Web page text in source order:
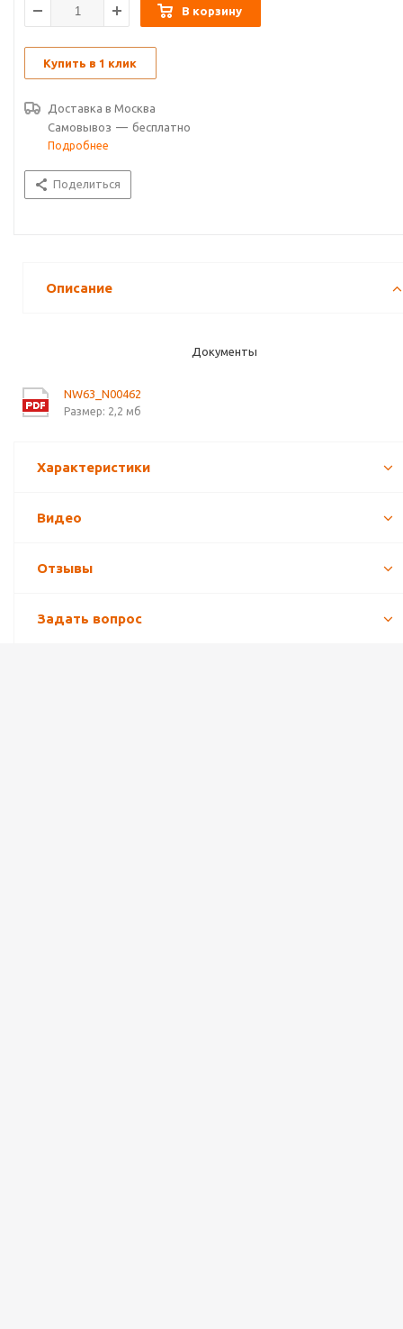
В корзину
Купить в 1 клик
Доставка в Москва
Самовывоз — бесплатно
Подробнее
Поделиться
Описание
Документы
NW63_N00462
Размер: 2,2 мб
Характеристики
Видео
Отзывы
Задать вопрос